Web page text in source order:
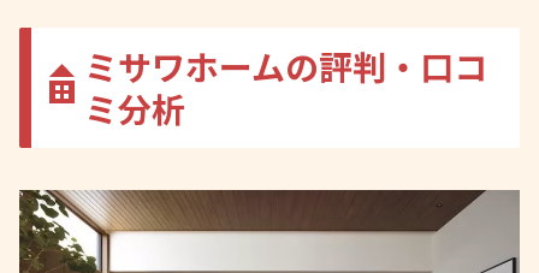
ミサワホームの評判・口コ
ミ分析